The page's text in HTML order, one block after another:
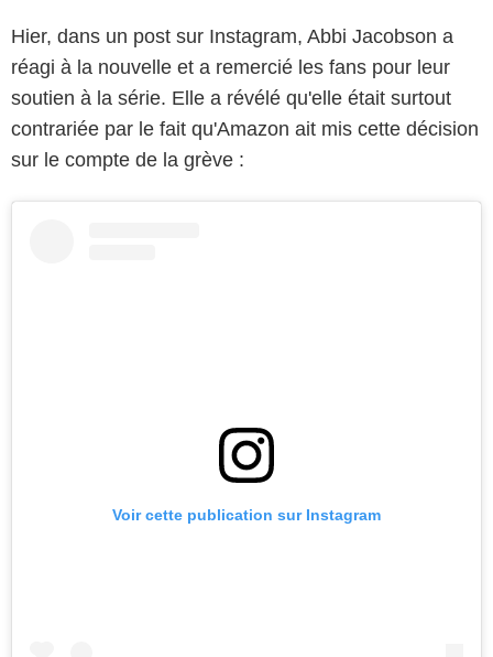
Hier, dans un post sur Instagram, Abbi Jacobson a
réagi à la nouvelle et a remercié les fans pour leur
soutien à la série. Elle a révélé qu'elle était surtout
contrariée par le fait qu'Amazon ait mis cette décision
sur le compte de la grève :
Voir cette publication sur Instagram